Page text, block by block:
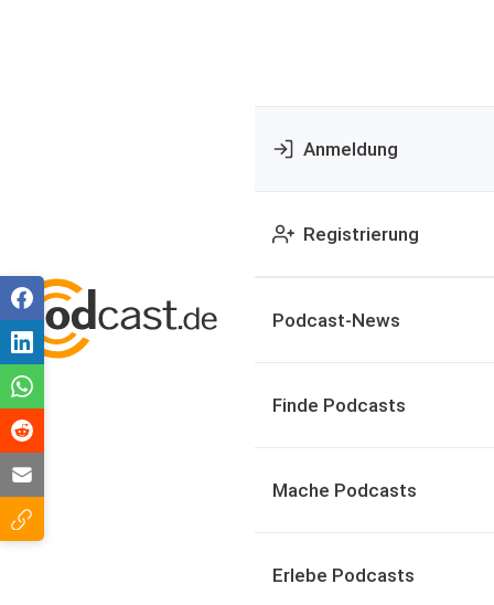
Anmeldung
Registrierung
Podcast-News
Finde Podcasts
Mache Podcasts
Erlebe Podcasts